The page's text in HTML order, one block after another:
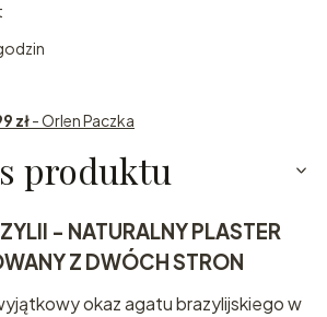
zł- Orlen Paczka
produktu
- NATURALNY PLASTER
Z DWÓCH STRON
okaz agatu brazylijskiego w